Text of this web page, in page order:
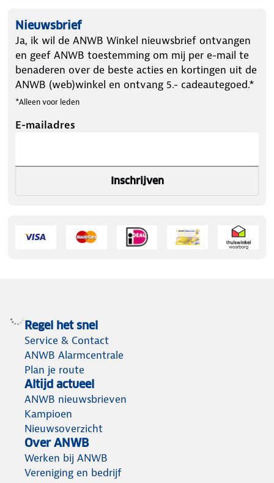
Nieuwsbrief
Ja, ik wil de ANWB Winkel nieuwsbrief ontvangen
en geef ANWB toestemming om mij per e-mail te
benaderen over de beste acties en kortingen uit de
ANWB (web)winkel en ontvang 5.- cadeautegoed.*
*Alleen voor leden
E-mailadres
Inschrijven
Regel het snel
Service & Contact
ANWB Alarmcentrale
Plan je route
Altijd actueel
ANWB nieuwsbrieven
Kampioen
Nieuwsoverzicht
Over ANWB
Werken bij ANWB
Vereniging en bedrijf